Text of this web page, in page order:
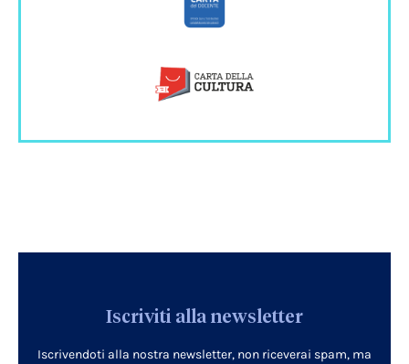
Iscriviti alla newsletter
Iscrivendoti alla nostra newsletter, non riceverai spam, ma